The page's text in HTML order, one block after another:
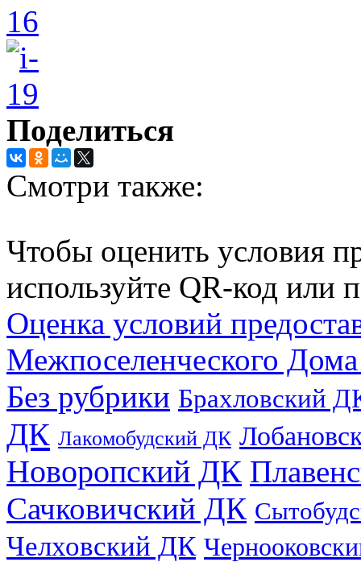
Поделиться
Смотри также:
Чтобы оценить условия
используйте QR-код или
Оценка условий
Межпоселенческого
Без рубрики Брахловский
ДК Лакомобудский ДК
Новоропский ДК
Сачковичский ДК
Челховский ДК